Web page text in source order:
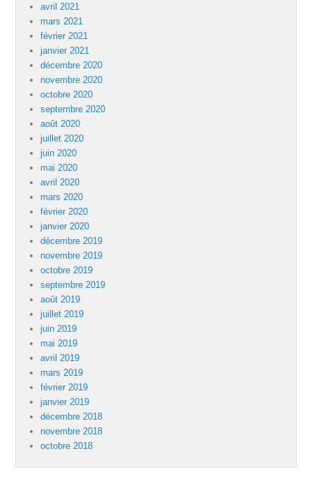
avril 2021
mars 2021
février 2021
janvier 2021
décembre 2020
novembre 2020
octobre 2020
septembre 2020
août 2020
juillet 2020
juin 2020
mai 2020
avril 2020
mars 2020
février 2020
janvier 2020
décembre 2019
novembre 2019
octobre 2019
septembre 2019
août 2019
juillet 2019
juin 2019
mai 2019
avril 2019
mars 2019
février 2019
janvier 2019
décembre 2018
novembre 2018
octobre 2018